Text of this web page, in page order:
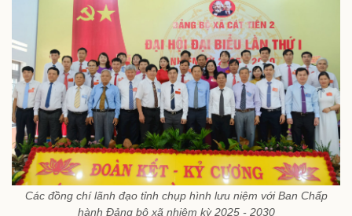
Các đồng chí lãnh đạo tỉnh chụp hình lưu niệm với Ban Chấp
hành Đảng bộ xã nhiệm kỳ 2025 - 2030